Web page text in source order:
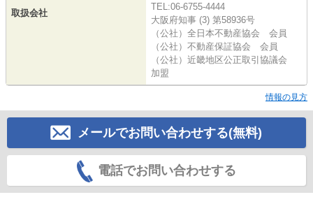
取扱会社
TEL:06-6755-4444
大阪府知事 (3) 第58936号
（公社）全日本不動産協会 会員
（公社）不動産保証協会 会員
（公社）近畿地区公正取引協議会
加盟
情報の見方
メールでお問い合わせする(無料)
電話でお問い合わせする